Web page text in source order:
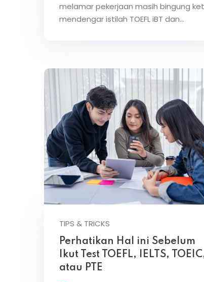
melamar pekerjaan masih bingung
mendengar istilah TOEFL iBT dan…
TIPS & TRICKS
Perhatikan Hal ini Sebelum
Ikut Test TOEFL, IELTS,
atau PTE